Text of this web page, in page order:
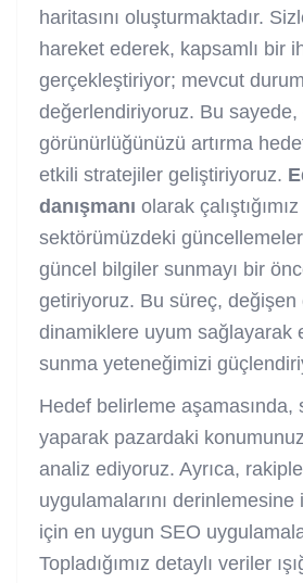
haritasını oluşturmaktadır.
hareket ederek, kapsamlı bir
gerçekleştiriyor; mevcut
değerlendiriyoruz. Bu sayede,
görünürlüğünüzü artırma
etkili stratejiler geliştiriyoruz.
danışmanı olarak
sektörümüzdeki
güncel bilgiler sunmayı bir
getiriyoruz. Bu süreç, değişen
dinamiklere uyum sağlayarak
sunma yeteneğimizi
Hedef belirleme aşamasında,
yaparak pazardaki
analiz ediyoruz. Ayrıca,
uygulamalarını
için en uygun SEO
Topladığımız detaylı veriler